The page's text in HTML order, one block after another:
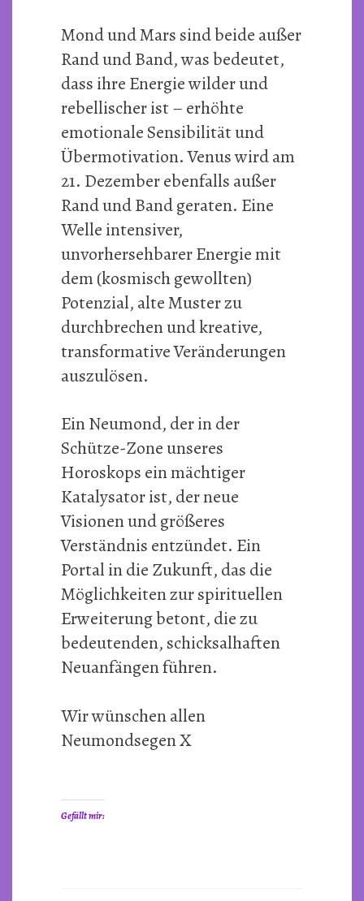
Mond und Mars sind beide außer
Rand und Band, was bedeutet,
dass ihre Energie wilder und
rebellischer ist – erhöhte
emotionale Sensibilität und
Übermotivation. Venus wird am
21. Dezember ebenfalls außer
Rand und Band geraten. Eine
Welle intensiver,
unvorhersehbarer Energie mit
dem (kosmisch gewollten)
Potenzial, alte Muster zu
durchbrechen und kreative,
transformative Veränderungen
auszulösen.
Ein Neumond, der in der
Schütze-Zone unseres
Horoskops ein mächtiger
Katalysator ist, der neue
Visionen und größeres
Verständnis entzündet. Ein
Portal in die Zukunft, das die
Möglichkeiten zur spirituellen
Erweiterung betont, die zu
bedeutenden, schicksalhaften
Neuanfängen führen.
Wir wünschen allen
Neumondsegen X
Gefällt mir: